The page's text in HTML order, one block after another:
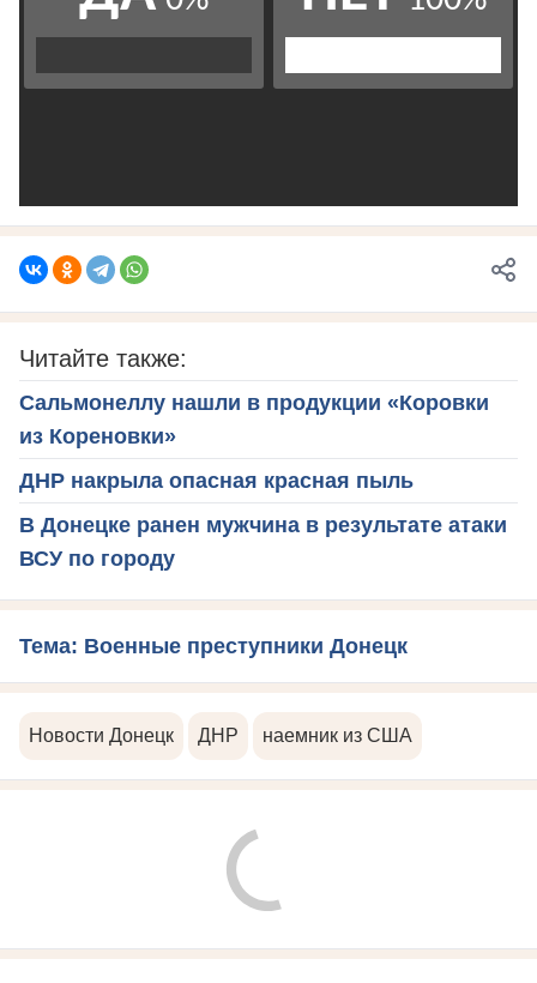
Читайте также:
Сальмонеллу нашли в продукции «Коровки
из Кореновки»
ДНР накрыла опасная красная пыль
В Донецке ранен мужчина в результате атаки
ВСУ по городу
Тема: Военные преступники Донецк
Новости Донецк ДНР наемник из США